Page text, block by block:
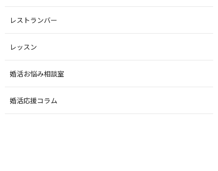
レストランバー
レッスン
婚活お悩み相談室
婚活応援コラム